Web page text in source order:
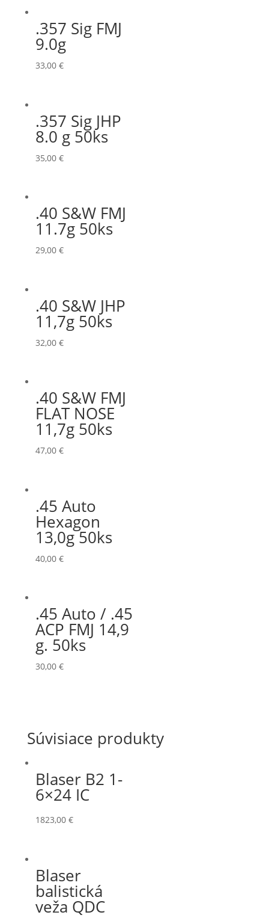
.357 Sig FMJ
9.0g
33,00 €
.357 Sig JHP
8.0 g 50ks
35,00 €
.40 S&W FMJ
11.7g 50ks
29,00 €
.40 S&W JHP
11,7g 50ks
32,00 €
.40 S&W FMJ
FLAT NOSE
11,7g 50ks
47,00 €
.45 Auto
Hexagon
13,0g 50ks
40,00 €
.45 Auto / .45
ACP FMJ 14,9
g. 50ks
30,00 €
Súvisiace produkty
Blaser B2 1-
6×24 IC
1823,00 €
Blaser
balistická
veža QDC